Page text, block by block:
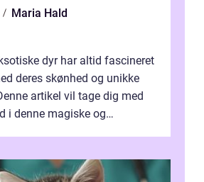
Maria Hald
dyr har altid fascineret
deres skønhed og unikke
artikel vil tage dig med
i denne magiske og